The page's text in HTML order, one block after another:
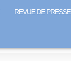
REVUE DE PRESSE